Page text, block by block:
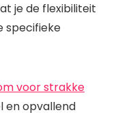
je de flexibiliteit
specifieke
voor strakke
en opvallend